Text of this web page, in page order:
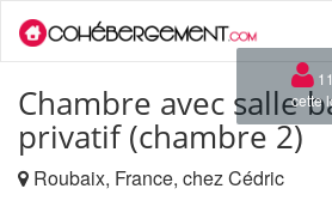
Chambre avec salle
privatif (chambre 2)
Roubaix, France, chez Cédric
cette